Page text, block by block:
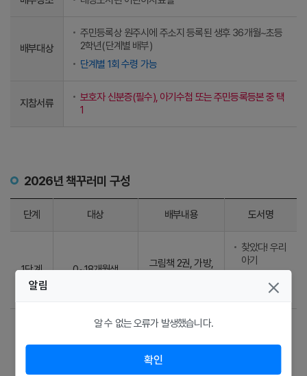
배부대상
주민등록상 원주시에 주소지 등록된 생후 36개월~초등
2학년(단계별 배부)
단계별 1회 수령 가능
지참서류
보호자 신분증(필수), 아기수첩 또는 주민등록등본 중 택
1
2026년 책꾸러미 구성
단계 대상 배부내용 도서명
1단계 0~18개월생
그림책 2권, 가방,
찾았다! 우리
아기
2단계 19~35개월생
알림
알 수 없는 오류가 발생했습니다.
확인